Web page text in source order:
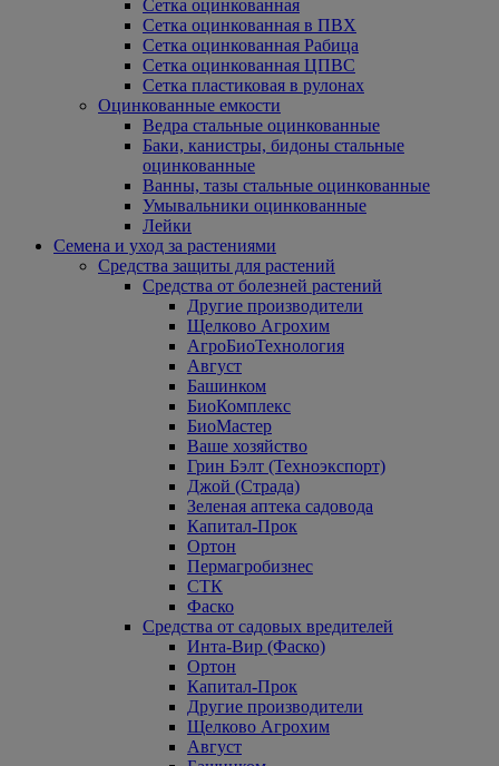
Сетка оцинкованная
Сетка оцинкованная в ПВХ
Сетка оцинкованная Рабица
Сетка оцинкованная ЦПВС
Сетка пластиковая в рулонах
Оцинкованные емкости
Ведра стальные оцинкованные
Баки, канистры, бидоны стальные
оцинкованные
Ванны, тазы стальные оцинкованные
Умывальники оцинкованные
Лейки
Семена и уход за растениями
Средства защиты для растений
Средства от болезней растений
Другие производители
Щелково Агрохим
АгроБиоТехнология
Август
Башинком
БиоКомплекс
БиоМастер
Ваше хозяйство
Грин Бэлт (Техноэкспорт)
Джой (Страда)
Зеленая аптека садовода
Капитал-Прок
Ортон
Пермагробизнес
СТК
Фаско
Средства от садовых вредителей
Инта-Вир (Фаско)
Ортон
Капитал-Прок
Другие производители
Щелково Агрохим
Август